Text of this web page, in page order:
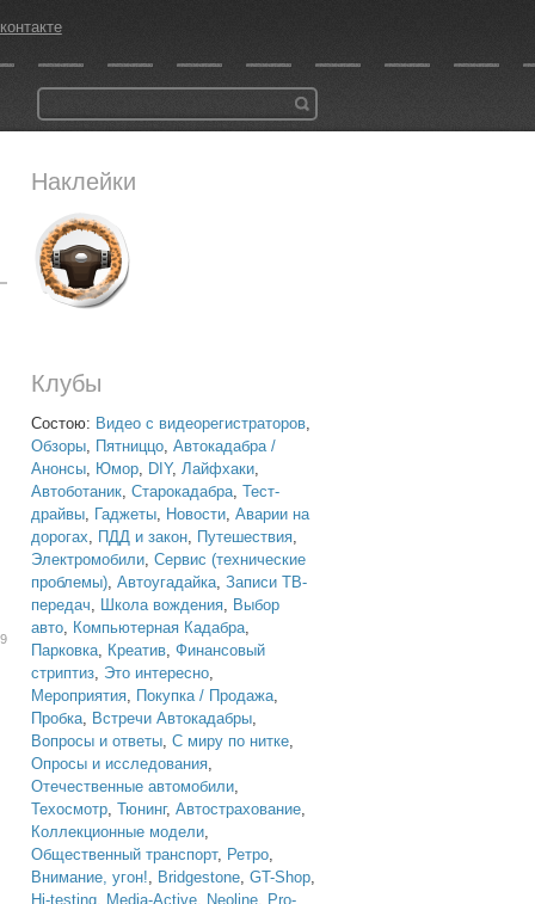
Наклейки
Клубы
Состою: Видео с видеорегистраторов,
Обзоры, Пятниццо, Автокадабра /
Анонсы, Юмор, DIY, Лайфхаки,
Автоботаник, Старокадабра, Тест-
драйвы, Гаджеты, Новости, Аварии на
дорогах, ПДД и закон, Путешествия,
Электромобили, Сервис (технические
проблемы), Автоугадайка, Записи ТВ-
передач, Школа вождения, Выбор
авто, Компьютерная Кадабра,
Парковка, Креатив, Финансовый
стриптиз, Это интересно,
Мероприятия, Покупка / Продажа,
Пробка, Встречи Автокадабры,
Вопросы и ответы, С миру по нитке,
Опросы и исследования,
Отечественные автомобили,
Техосмотр, Тюнинг, Автострахование,
Коллекционные модели,
Общественный транспорт, Ретро,
Внимание, угон!, Bridgestone, GT-Shop,
Hi-testing, Media-Active, Neoline, Pro-